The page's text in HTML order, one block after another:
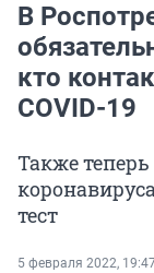
В
кто
COVID-19
Также
тест
5 февраля 2022,